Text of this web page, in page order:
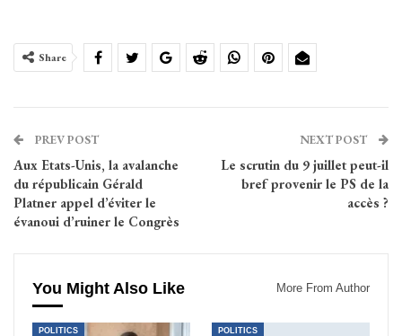
Share
PREV POST
Aux Etats-Unis, la avalanche
du républicain Gérald
Platner appel d’éviter le
évanoui d’ruiner le Congrès
NEXT POST
Le scrutin du 9 juillet peut-il
bref provenir le PS de la
accès ?
You Might Also Like More From Author
POLITICS POLITICS